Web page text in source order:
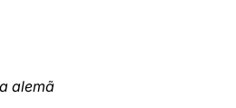
alemã